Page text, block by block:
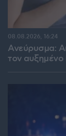
Ανεύρυσμα:
τον αυξημένο
08.08.2026, 16:24